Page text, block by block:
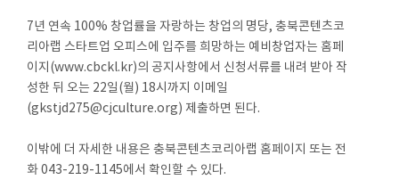
7년 연속 100% 창업률을 자랑하는 창업의 명당, 충북콘텐츠코
리아랩 스타트업 오피스에 입주를 희망하는 예비창업자는 홈페
이지(www.cbckl.kr)의 공지사항에서 신청서류를 내려 받아 작
성한 뒤 오는 22일(월) 18시까지 이메일
(gkstjd275@cjculture.org) 제출하면 된다.
이밖에 더 자세한 내용은 충북콘텐츠코리아랩 홈페이지 또는 전
화 043-219-1145에서 확인할 수 있다.